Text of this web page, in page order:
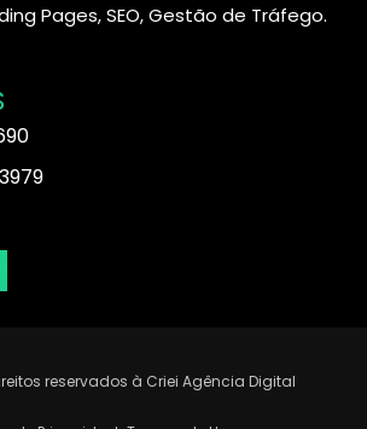
Pages, SEO, Gestão de Tráfego.
reservados à Criei Agência Digital